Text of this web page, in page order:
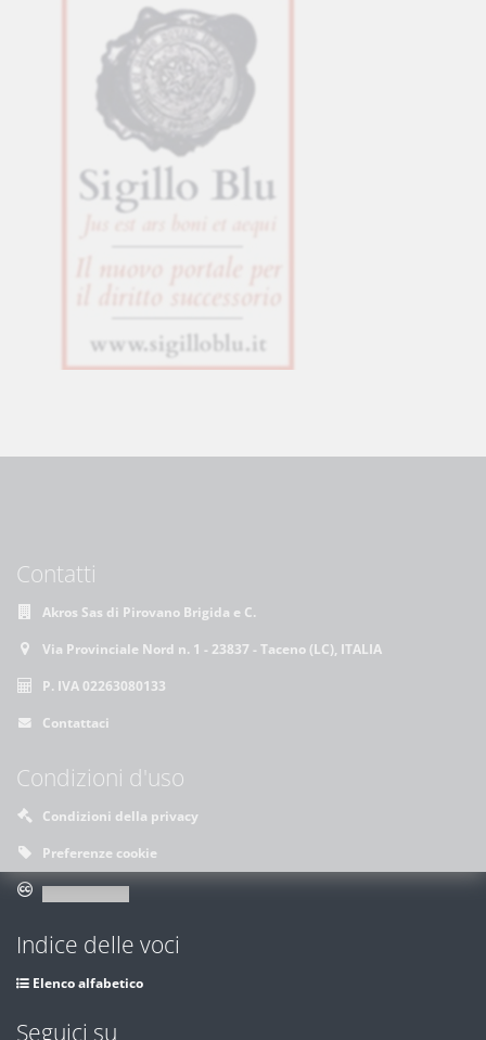
Contatti
Akros Sas di Pirovano Brigida e C.
Via Provinciale Nord n. 1 - 23837 - Taceno (LC), ITALIA
P. IVA 02263080133
Contattaci
Condizioni d'uso
Condizioni della privacy
Preferenze cookie
Indice delle voci
Elenco alfabetico
Seguici su